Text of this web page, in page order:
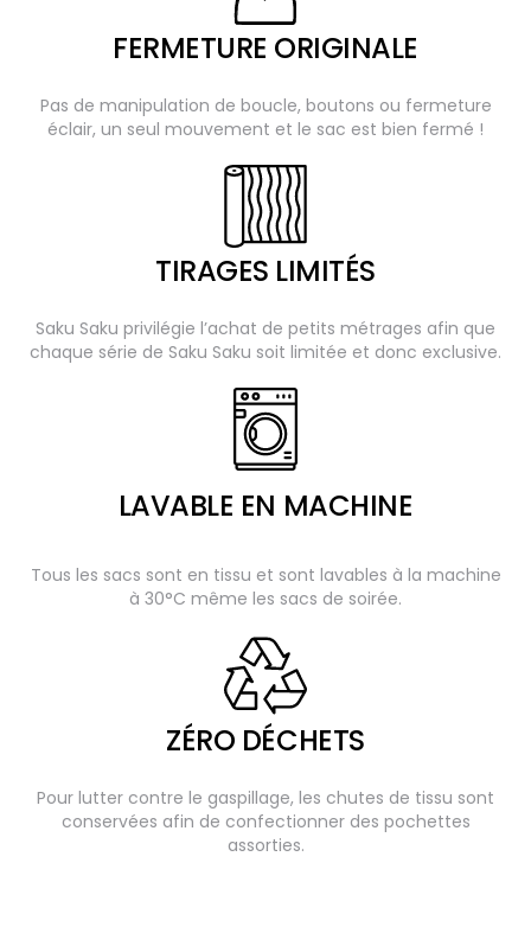
FERMETURE ORIGINALE
Pas de manipulation de boucle, boutons ou fermeture
éclair, un seul mouvement et le sac est bien fermé !
TIRAGES LIMITÉS
Saku Saku privilégie l’achat de petits métrages afin que
chaque série de Saku Saku soit limitée et donc exclusive.
LAVABLE EN MACHINE
Tous les sacs sont en tissu et sont lavables à la machine
à 30°C même les sacs de soirée.
ZÉRO DÉCHETS
Pour lutter contre le gaspillage, les chutes de tissu sont
conservées afin de confectionner des pochettes
assorties.